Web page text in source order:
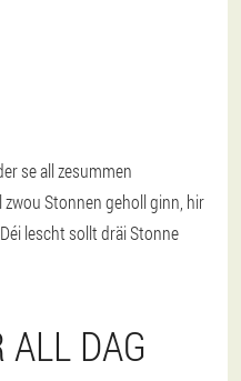
se all zesummen
Stonnen geholl ginn, hir
lescht sollt dräi Stonne
DAG